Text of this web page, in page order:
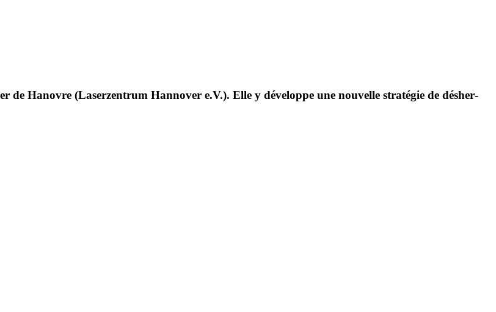
de Hanovre (Laser­zen­trum Hannover e.V.). Elle y déve­loppe une nouvelle stra­tégie de désher­